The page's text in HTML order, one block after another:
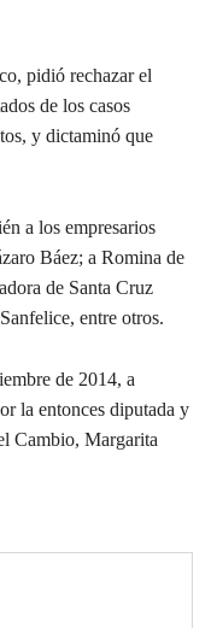
pidió rechazar el
de los casos
y dictaminó que
a los empresarios
Báez; a Romina de
de Santa Cruz
entre otros.
de 2014, a
la entonces diputada y
Cambio, Margarita